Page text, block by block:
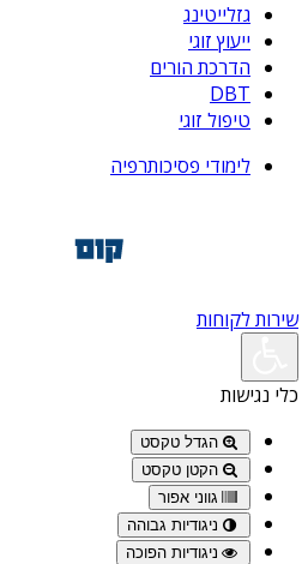
גזלייטינג
ייעוץ זוגי
הדרכת הורים
DBT
טיפול זוגי
לימודי פסיכותרפיה
שירות לקוחות
כלי נגישות
הגדל טקסט
הקטן טקסט
גווני אפור
ניגודיות גבוהה
ניגודיות הפוכה